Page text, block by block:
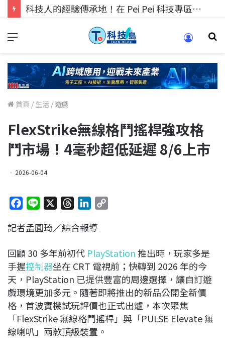
科技人的經驗傳承地！在 Pei Pei 科技專區，與學弟妹交流最硬核的技術
首頁 / 生活 / 遊戲
FlexStrike無線格鬥搖桿強攻格
鬥市場！4毫秒超低延遲 8/6上市
2026-06-04
c
b
o
o
k
n
r
a
d
n
e
d
I
n
L
i
n
k
記者孟圓琦／綜合報導
回顧 30 多年前初代 PlayStation推出時，玩家多是
手握控制器坐在 CRT 電視前；快轉到 2026 年的今
天，PlayStation 已提供豐富的周邊選擇，讓自訂遊
戲環境更加多元。隨著即將推出的新品公開全新價
格，首波實機試玩評價也正式出爐，本次聚焦
「FlexStrike 無線格鬥搖桿」與「PULSE Elevate 無
線喇叭」兩款頂級裝置。